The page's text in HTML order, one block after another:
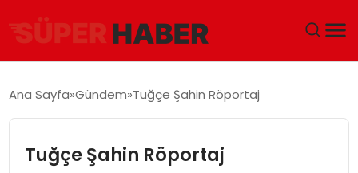
GÜNDEM
DÜNYA
Ana Sayfa Gündem Tuğçe Şahin Röportaj
Tuğçe Şahin Röportaj